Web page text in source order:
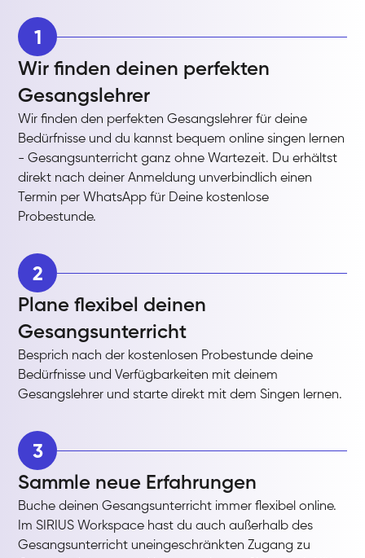
1
Wir finden deinen perfekten
Gesangslehrer
Wir finden den perfekten Gesangslehrer für deine
Bedürfnisse und du kannst bequem online singen lernen
- Gesangsunterricht ganz ohne Wartezeit. Du erhältst
direkt nach deiner Anmeldung unverbindlich einen
Termin per WhatsApp für Deine kostenlose
Probestunde.
2
Plane flexibel deinen
Gesangsunterricht
Besprich nach der kostenlosen Probestunde deine
Bedürfnisse und Verfügbarkeiten mit deinem
Gesangslehrer und starte direkt mit dem Singen lernen.
3
Sammle neue Erfahrungen
Buche deinen Gesangsunterricht immer flexibel online.
Im SIRIUS Workspace hast du auch außerhalb des
Gesangsunterricht uneingeschränkten Zugang zu